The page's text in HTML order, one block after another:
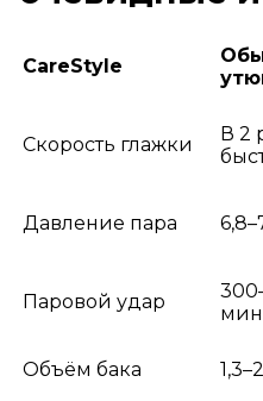
CareStyle
Скорость глажки
В 2
Давление пара
Паровой удар
мин
Объём бака